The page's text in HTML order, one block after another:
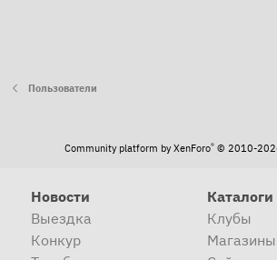
Пользователи
Community platform by XenForo® © 2010-
Новости
Выездка
Конкур
Каталоги
Клубы
Магазины